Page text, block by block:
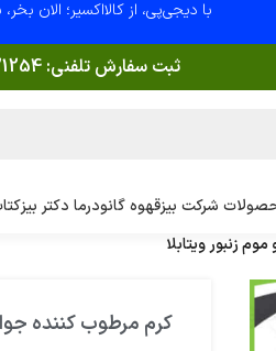
با دیجی‌پی، از کالااکسیر؛ الان
ثبت سفارش تلفنی:
شرکت بیزقهوه گانودرما دکتر بیز
زنبور ویتابلا
کرم مرطوب کننده